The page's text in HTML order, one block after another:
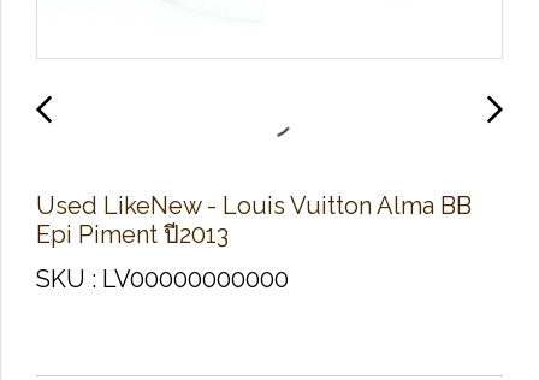
Used Like​New​ -​ Louis Vuitton​ Alma BB
Epi Piment ปี2013
SKU : LV00000000000